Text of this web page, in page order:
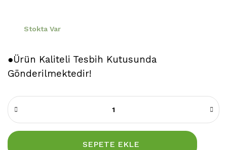
Stokta Var
●Ürün Kaliteli Tesbih Kutusunda
Gönderilmektedir!
SEPETE EKLE